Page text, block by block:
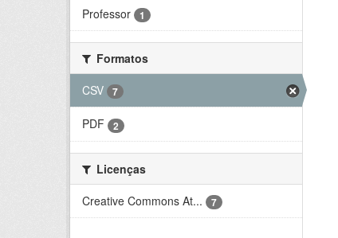
Professor 1
Formatos
CSV
7
PDF 2
Licenças
Creative Commons At...
7